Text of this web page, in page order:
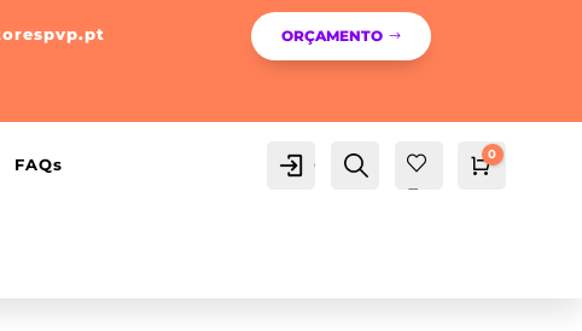
ORÇAMENTO
FAQs Conta
Pesquisa
Fav
Carrinho
0